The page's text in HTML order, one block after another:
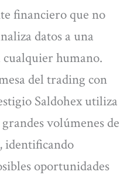
financiero que no
datos a una
humano.
del trading con
Saldohex utiliza
volúmenes de
identificando
oportunidades